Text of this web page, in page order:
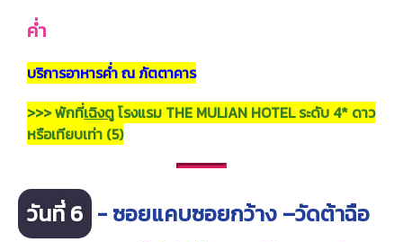
ค่ำ
บริการอาหารค่ำ ณ ภัตตาคาร
>>> พักที่เฉิงตูโรงแรม THE MULIAN HOTEL ระดับ 4* ดาว
หรือเทียบเท่า (5)
วันที่ 6 - ซอยแคบซอยกว้าง –วัดต้าฉือ